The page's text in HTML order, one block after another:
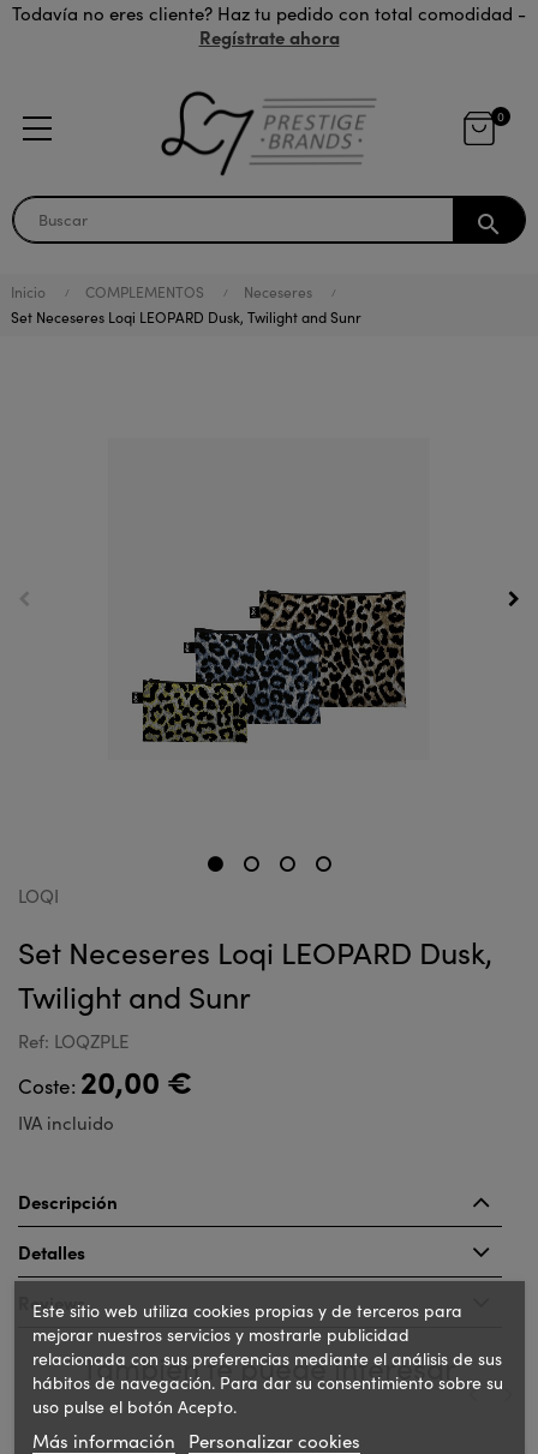
Todavía no eres cliente? Haz tu pedido con total comodidad -
Regístrate ahora
0
search
Inicio COMPLEMENTOS
Neceseres
Set Neceseres Loqi LEOPARD Dusk, Twilight and Sunr
LOQI
Set Neceseres Loqi LEOPARD Dusk,
Twilight and Sunr
Ref: LOQZPLE
Coste: 20,00 €
IVA incluido
Descripción
Detalles
Reviews
También te puede interesar
Este sitio web utiliza cookies propias y de terceros para
mejorar nuestros servicios y mostrarle publicidad
relacionada con sus preferencias mediante el análisis de sus
hábitos de navegación. Para dar su consentimiento sobre su
uso pulse el botón Acepto.
Más información Personalizar cookies